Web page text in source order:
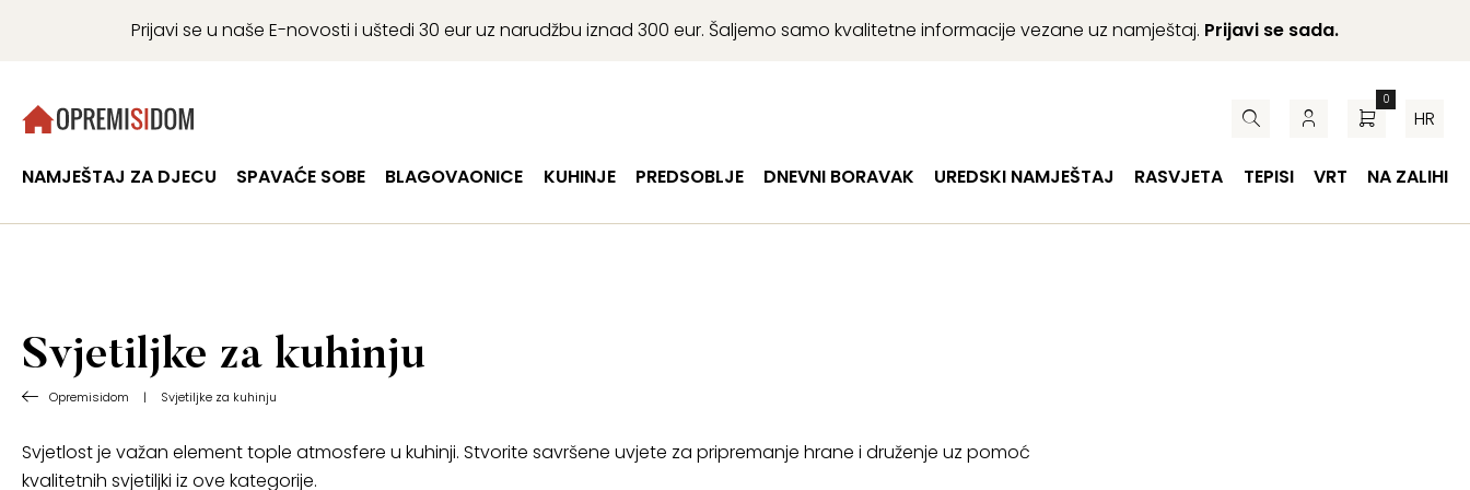
Prijavi se u naše E-novosti i uštedi 30 eur uz narudžbu iznad 300 eur. Šaljemo samo kvalitetne informacije vezane uz namještaj. Prijavi se sada.
0
HR
NAMJEŠTAJ ZA DJECU SPAVAĆE SOBE BLAGOVAONICE KUHINJE PREDSOBLJE DNEVNI BORAVAK UREDSKI NAMJEŠTAJ RASVJETA TEPISI VRT NA ZALIHI
Svjetiljke za kuhinju
Opremisidom | Svjetiljke za kuhinju
Svjetlost je važan element tople atmosfere u kuhinji. Stvorite savršene uvjete za pripremanje hrane i druženje uz pomoć
kvalitetnih svjetiljki iz ove kategorije.